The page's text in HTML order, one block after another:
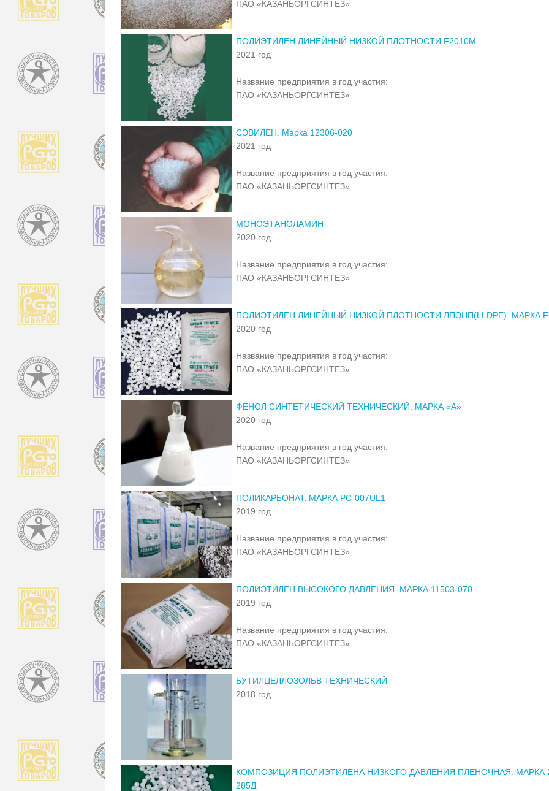
ПАО «КАЗАНЬОРГСИНТЕЗ»
ПОЛИЭТИЛЕН ЛИНЕЙНЫЙ НИЗКОЙ ПЛОТНОСТИ F2010M
2021 год
Название предприятия в год участия:
ПАО «КАЗАНЬОРГСИНТЕЗ»
СЭВИЛЕН. Марка 12306-020
2021 год
Название предприятия в год участия:
ПАО «КАЗАНЬОРГСИНТЕЗ»
МОНОЭТАНОЛАМИН
2020 год
Название предприятия в год участия:
ПАО «КАЗАНЬОРГСИНТЕЗ»
ПОЛИЭТИЛЕН ЛИНЕЙНЫЙ НИЗКОЙ ПЛОТНОСТИ ЛПЭНП(LLDPE). МАРКА
2020 год
Название предприятия в год участия:
ПАО «КАЗАНЬОРГСИНТЕЗ»
ФЕНОЛ СИНТЕТИЧЕСКИЙ ТЕХНИЧЕСКИЙ. МАРКА «А»
2020 год
Название предприятия в год участия:
ПАО «КАЗАНЬОРГСИНТЕЗ»
ПОЛИКАРБОНАТ. МАРКА PC-007UL1
2019 год
Название предприятия в год участия:
ПАО «КАЗАНЬОРГСИНТЕЗ»
ПОЛИЭТИЛЕН ВЫСОКОГО ДАВЛЕНИЯ. МАРКА 11503-070
2019 год
Название предприятия в год участия:
ПАО «КАЗАНЬОРГСИНТЕЗ»
БУТИЛЦЕЛЛОЗОЛЬВ ТЕХНИЧЕСКИЙ
2018 год
КОМПОЗИЦИЯ ПОЛИЭТИЛЕНА НИЗКОГО ДАВЛЕНИЯ ПЛЕНОЧНАЯ. МАРКА
285Д